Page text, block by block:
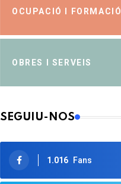
OCUPACIÓ I FORMACIÓ
OBRES I SERVEIS
SEGUIU-NOS
1.016 Fans